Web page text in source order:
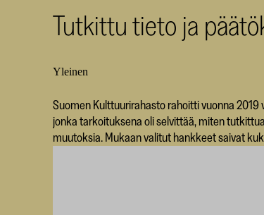
Tutkittu tieto ja
Yleinen
Suomen Kulttuurirahasto rahoitti vuonna
jonka tarkoituksena oli selvittää, miten
muutoksia. Mukaan valitut hankkeet saivat